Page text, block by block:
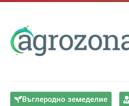
Въглеродно земеделие